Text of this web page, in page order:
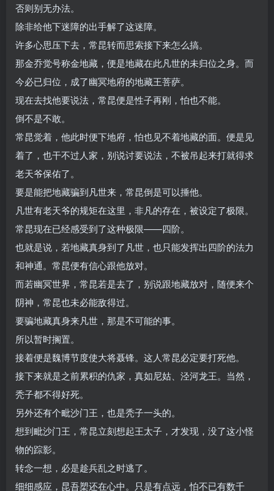
否则别无办法。
除非给他下迷障的出手解了这迷障。
许多心思压下去，常昆转而思索接下来怎么搞。
那金乔觉号称金地藏，便是地藏在此凡世的未归位之身。而
今必已归位，成了幽冥地府的地藏王菩萨。
现在去找他要说法，常昆便是性子再刚，怕也不能。
倒不是不敢。
常昆觉着，他此时便下地府，怕也见不着地藏的面。便是见
着了，也干不过人家，别说讨要说法，不被吊起来打就得求
老天爷保佑了。
要是能把地藏骗到凡世来，常昆倒是可以捶他。
凡世有老天爷的规矩在这里，非凡的存在，被设定了极限。
常昆现在已经感受到了这种极限——四阶。
也就是说，若地藏真身到了凡世，也只能发挥出四阶的法力
和神通。常昆便有信心跟他放对。
而若幽冥世界，常昆若是去了，别说跟地藏放对，随便来个
阴神，常昆也未必能敌得过。
要骗地藏真身来凡世，那是不可能的事。
所以暂时搁置。
接着便是魏博节度使大将聂锋。这人常昆必定要打死他。
接下来就是之前累积的仇家，真如尼姑、泾河龙王。当然，
秃子都不得好死。
另外还有个毗沙门王，也是秃子一头的。
想到毗沙门王，常昆立刻想起王太子，才发现，没了这小怪
物的踪影。
转念一想，必是趁兵乱之时逃了。
细细感应，昆吾槊还在心中。只是有点远，怕不已有数千